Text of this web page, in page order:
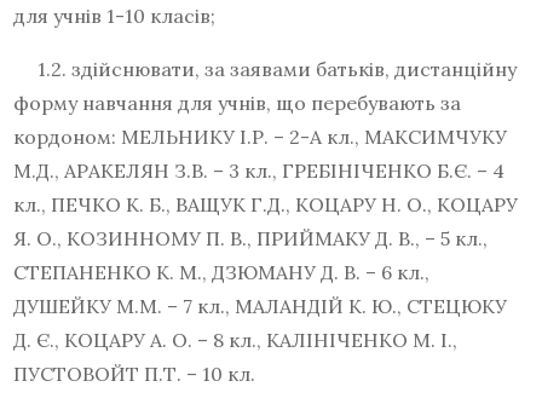
для учнів 1-10 класів;
1.2. здійснювати, за заявами батьків, дистанційну
форму навчання для учнів, що перебувають за
кордоном: МЕЛЬНИКУ І.Р. – 2-А кл., МАКСИМЧУКУ
М.Д., АРАКЕЛЯН З.В. – 3 кл., ГРЕБІНІЧЕНКО Б.Є. – 4
кл., ПЕЧКО К. Б., ВАЩУК Г.Д., КОЦАРУ Н. О., КОЦАРУ
Я. О., КОЗИННОМУ П. В., ПРИЙМАКУ Д. В., – 5 кл.,
СТЕПАНЕНКО К. М., ДЗЮМАНУ Д. В. – 6 кл.,
ДУШЕЙКУ М.М. – 7 кл., МАЛАНДІЙ К. Ю., СТЕЦЮКУ
Д. Є., КОЦАРУ А. О. – 8 кл., КАЛІНІЧЕНКО М. І.,
ПУСТОВОЙТ П.Т. – 10 кл.